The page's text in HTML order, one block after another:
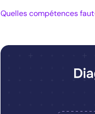
Quelles compétences